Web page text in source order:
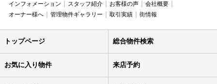
インフォメーション スタッフ紹介 お客様の声
会社概要
オーナー様へ
管理物件ギャラリー 取引実績 街情報
トップページ 総合物件検索
お気に入り物件 来店予約